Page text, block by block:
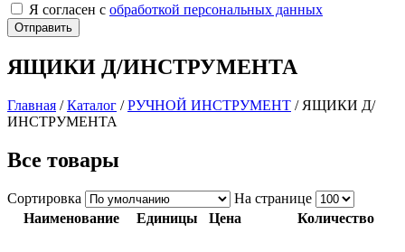
Я согласен с обработкой персональных данных
ЯЩИКИ Д/ИНСТРУМЕНТА
Главная /Каталог /РУЧНОЙ ИНСТРУМЕНТ / ЯЩИКИ Д/
ИНСТРУМЕНТА
Все товары
Сортировка
На странице
Наименование
Единицы Цена Количество